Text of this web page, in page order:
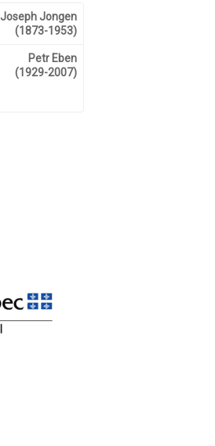
Joseph Jongen
(1873-1953)
Petr Eben
(1929-2007)